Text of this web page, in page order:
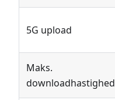
5G upload
Maks.
downloadhastighed